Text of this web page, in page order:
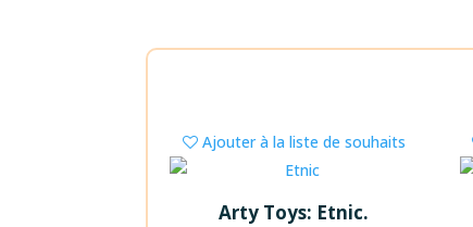
Ajouter à la liste de souhaits
Arty Toys: Etnic.